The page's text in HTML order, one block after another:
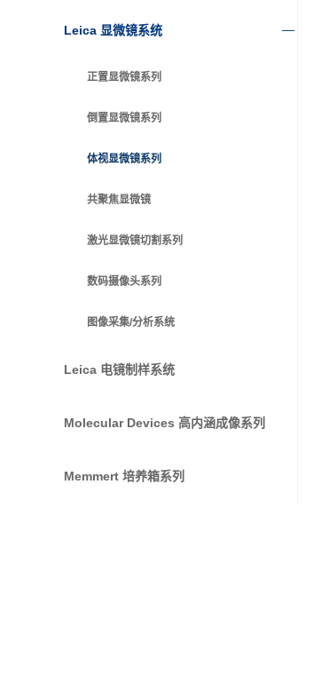
Leica 显微镜系统
正置显微镜系列
倒置显微镜系列
体视显微镜系列
共聚焦显微镜
激光显微镜切割系列
数码摄像头系列
图像采集/分析系统
Leica 电镜制样系统
Molecular Devices 高内涵成像系列
Memmert 培养箱系列